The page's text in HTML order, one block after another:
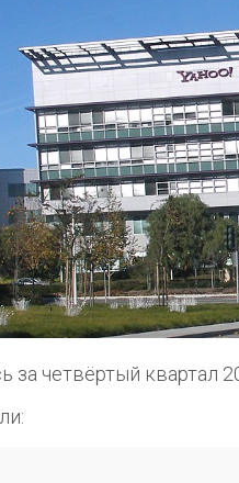
за четвёртый квартал